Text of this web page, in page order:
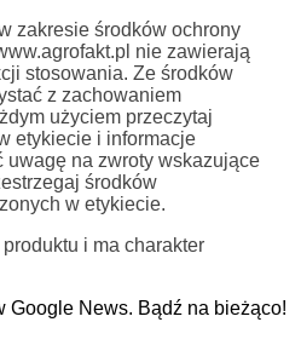
zakresie środków ochrony
nie zawierają
stosowania. Ze środków
z zachowaniem
użyciem przeczytaj
etykiecie i informacje
uwagę na zwroty wskazujące
środków
w etykiecie.
i ma charakter
Google News. Bądź na bieżąco!